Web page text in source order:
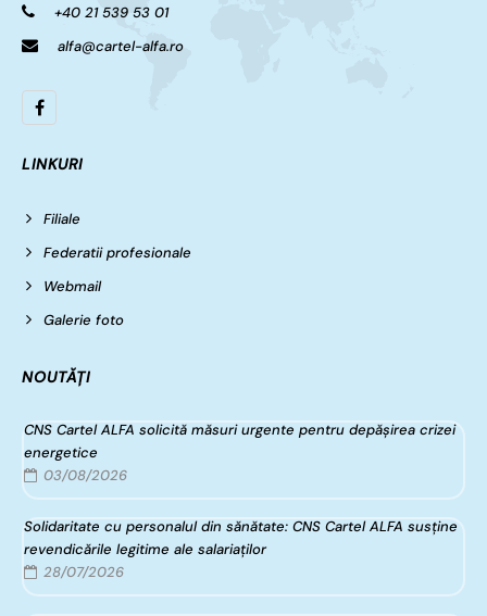
+40 21 539 53 01
alfa@cartel-alfa.ro
LINKURI
Filiale
Federatii profesionale
Webmail
Galerie foto
NOUTĂȚI
CNS Cartel ALFA solicită măsuri urgente pentru depășirea crizei
energetice
03/08/2026
Solidaritate cu personalul din sănătate: CNS Cartel ALFA susține
revendicările legitime ale salariaților
28/07/2026